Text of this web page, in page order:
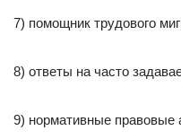
7) помощник трудового
8) ответы на часто
9) нормативные правовые